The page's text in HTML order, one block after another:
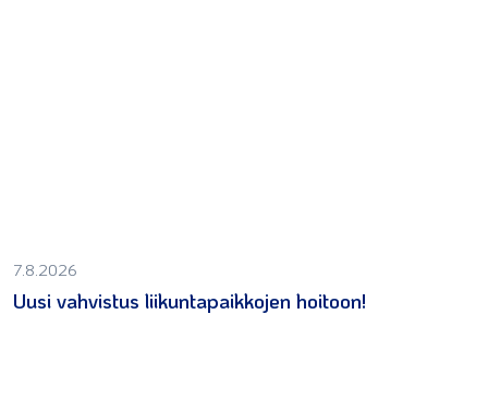
7.8.2026
Uusi vahvistus liikuntapaikkojen hoitoon!